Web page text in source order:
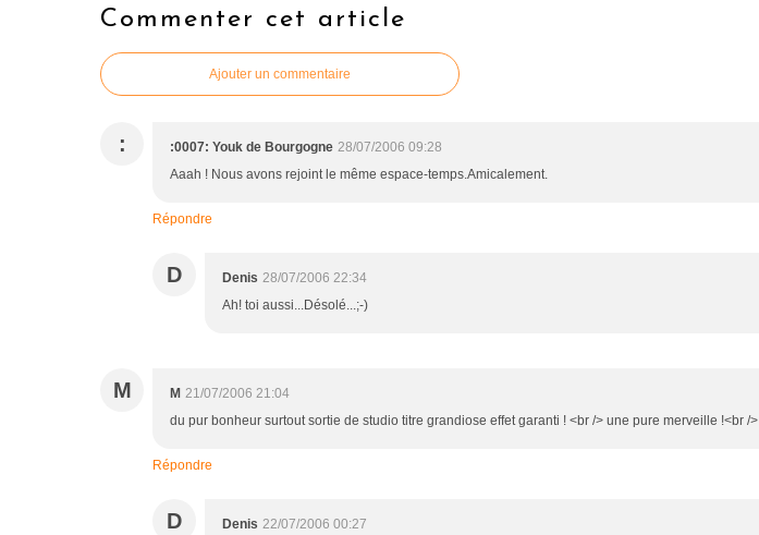
Commenter cet article
Ajouter un commentaire
: :0007: Youk de Bourgogne 28/07/2006 09:28
Aaah ! Nous avons rejoint le même espace-temps.Amicalement.
Répondre
D Denis 28/07/2006 22:34
Ah! toi aussi...Désolé...;-)
M M 21/07/2006 21:04
du pur bonheur surtout sortie de studio titre grandiose effet garanti ! <br /> une pure merveille !<br />
Répondre
D Denis 22/07/2006 00:27